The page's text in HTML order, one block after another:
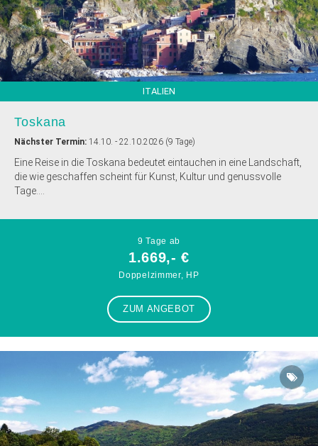
ITALIEN
Toskana
Nächster Termin: 14.10. - 22.10.2026 (9 Tage)
Eine Reise in die Toskana bedeutet eintauchen in eine Landschaft,
die wie geschaffen scheint für Kunst, Kultur und genussvolle
Tage....
9 Tage ab
1.669,- €
Doppelzimmer, HP
ZUM ANGEBOT